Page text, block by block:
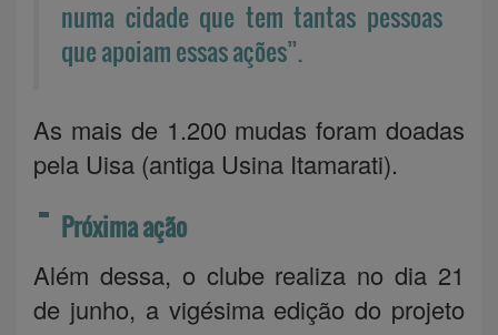
numa cidade que tem tantas pessoas
que apoiam essas ações”.
As mais de 1.200 mudas foram doadas
pela Uisa (antiga Usina Itamarati).
Próxima ação
Além dessa, o clube realiza no dia 21
de junho, a vigésima edição do projeto